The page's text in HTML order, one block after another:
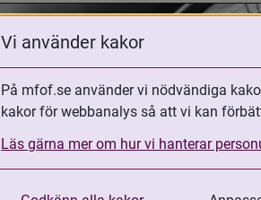
Vi använder kakor
På mfof.se använder vi nödvändiga
kakor för webbanalys så att vi kan
Läs gärna mer om hur vi hanterar